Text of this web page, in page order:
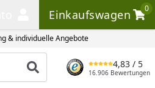
& individuelle Angebote
Einkaufswagen
0
Einkaufswagen
Produkt suchen
4,83 / 5
16.906 Bewertungen